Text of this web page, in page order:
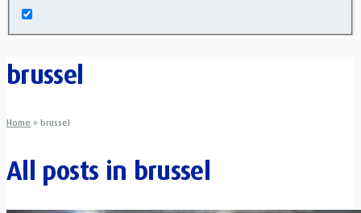
brussel
Home » brussel
All posts in brussel